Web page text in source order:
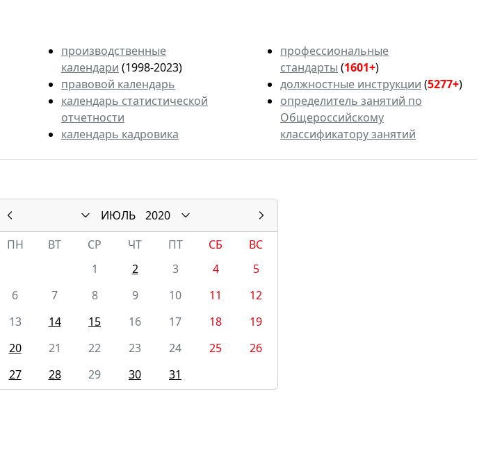
производственные
календари (1998-2023)
правовой календарь
календарь статистической
отчетности
календарь кадровика
профессиональные
стандарты (1601+)
должностные инструкции (5277+)
определитель занятий по
Общероссийскому
классификатору занятий
ИЮЛЬ
2020
ПН
ВТ СР ЧТ ПТ СБ
ВС
1
2 3 4
5
6
7 8 9 10 11
12
13
14 15 16 17 18
19
20
21 22 23 24 25
26
27
28 29 30 31